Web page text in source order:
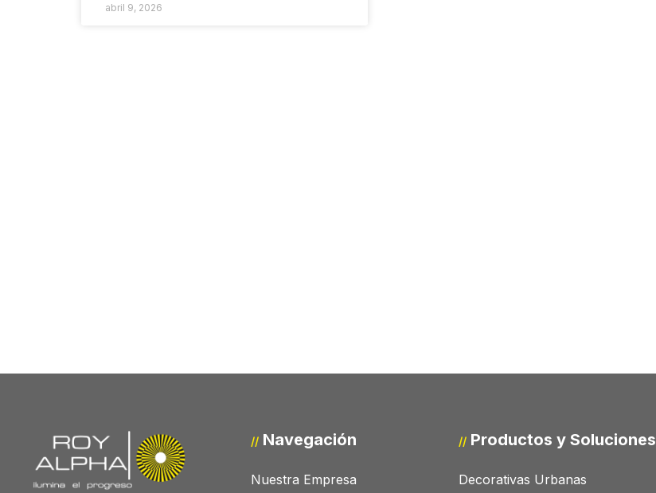
abril 9, 2026
// Navegación
Nuestra Empresa
// Productos y Soluciones
Decorativas Urbanas